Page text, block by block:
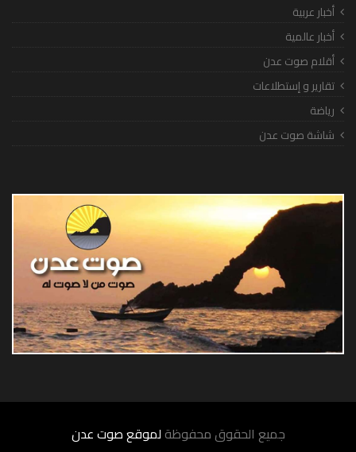
أخبار عربية
أخبار عالمية
أقلام صوت عدن
تقارير و إستطلاعات
رياضة
شاشة صوت عدن
جميع الحقوق محفوظة لموقع صوت عدن